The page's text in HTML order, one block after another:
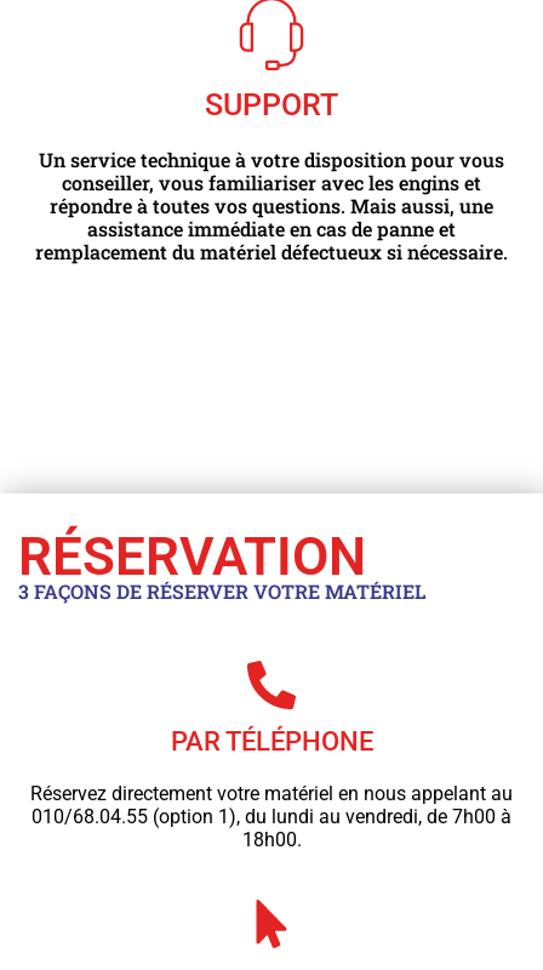
SUPPORT
Un service technique à votre disposition pour vous
conseiller, vous familiariser avec les engins et
répondre à toutes vos questions. Mais aussi, une
assistance immédiate en cas de panne et
remplacement du matériel défectueux si nécessaire.
RÉSERVATION
3 FAÇONS DE RÉSERVER VOTRE MATÉRIEL
PAR TÉLÉPHONE
Réservez directement votre matériel en nous appelant au
010/68.04.55 (option 1), du lundi au vendredi, de 7h00 à
18h00.